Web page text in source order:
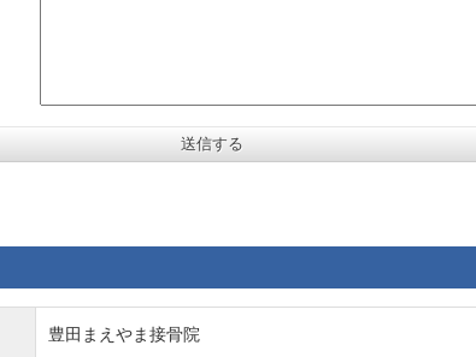
豊田まえやま接骨院